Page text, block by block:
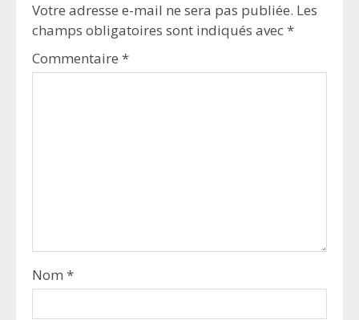
Votre adresse e-mail ne sera pas publiée. Les
champs obligatoires sont indiqués avec*
Commentaire *
Nom *